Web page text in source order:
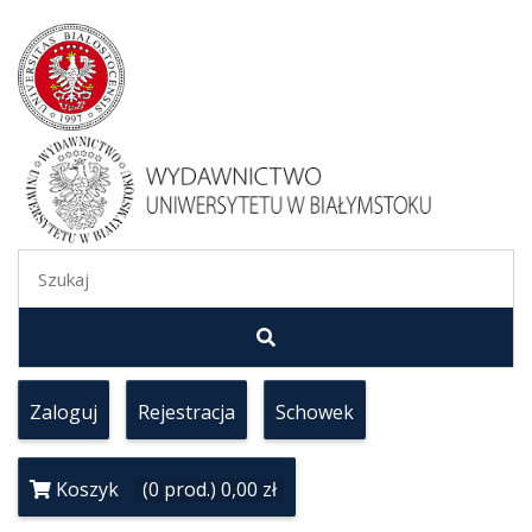
Zaloguj Rejestracja Schowek
Koszyk (0 prod.) 0,00 zł